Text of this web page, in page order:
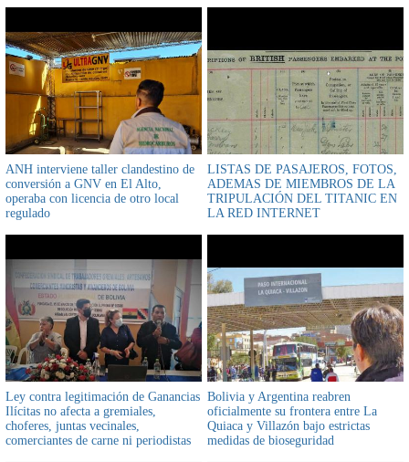
ANH interviene taller clandestino de
conversión a GNV en El Alto,
operaba con licencia de otro local
regulado
LISTAS DE PASAJEROS, FOTOS,
ADEMAS DE MIEMBROS DE LA
TRIPULACIÓN DEL TITANIC EN
LA RED INTERNET
Ley contra legitimación de Ganancias
Ilícitas no afecta a gremiales,
choferes, juntas vecinales,
comerciantes de carne ni periodistas
Bolivia y Argentina reabren
oficialmente su frontera entre La
Quiaca y Villazón bajo estrictas
medidas de bioseguridad